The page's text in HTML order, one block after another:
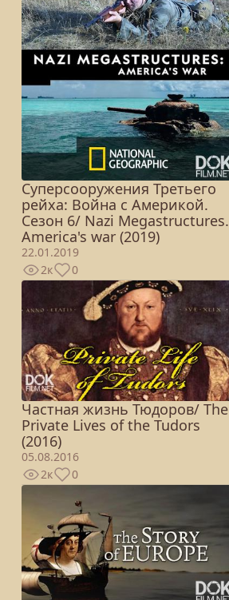
Суперсооружения Третьего
рейха: Война с Америкой.
Сезон 6/ Nazi Megastructures.
America's war (2019)
22.01.2019
2к
0
Частная жизнь Тюдоров/ The
Private Lives of the Tudors
(2016)
05.08.2016
2к
0